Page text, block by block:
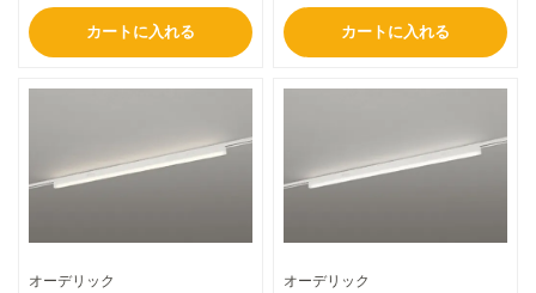
カートに入れる カートに入れる
オーデリック
オーデリック